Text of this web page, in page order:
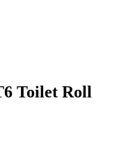
Toilet Roll